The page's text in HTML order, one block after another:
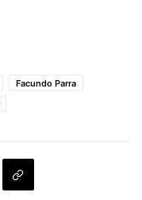
Facundo Parra